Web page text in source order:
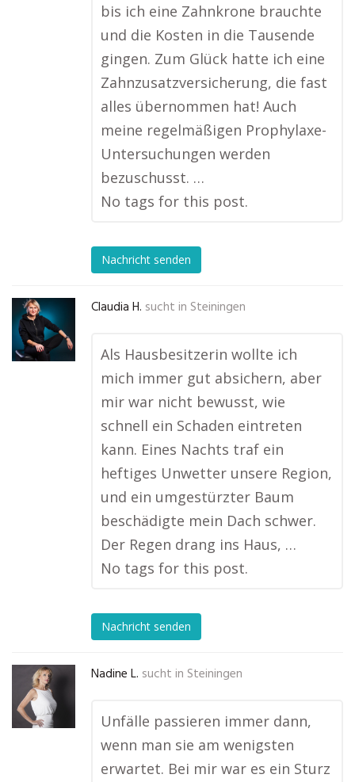
bis ich eine Zahnkrone brauchte
und die Kosten in die Tausende
gingen. Zum Glück hatte ich eine
Zahnzusatzversicherung, die fast
alles übernommen hat! Auch
meine regelmäßigen Prophylaxe-
Untersuchungen werden
bezuschusst. …
No tags for this post.
Nachricht senden
Claudia H. sucht in Steiningen
Als Hausbesitzerin wollte ich
mich immer gut absichern, aber
mir war nicht bewusst, wie
schnell ein Schaden eintreten
kann. Eines Nachts traf ein
heftiges Unwetter unsere Region,
und ein umgestürzter Baum
beschädigte mein Dach schwer.
Der Regen drang ins Haus, …
No tags for this post.
Nachricht senden
Nadine L. sucht in Steiningen
Unfälle passieren immer dann,
wenn man sie am wenigsten
erwartet. Bei mir war es ein Sturz